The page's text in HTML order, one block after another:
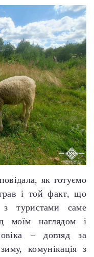
як готуємо
і той факт, що
з туристами саме
моїм наглядом і
– догляд за
комунікація з